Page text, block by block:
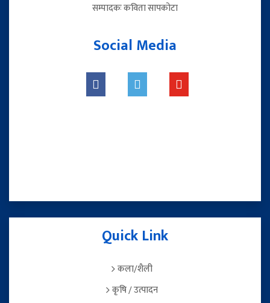
सम्पादकः कविता सापकोटा
Social Media
Quick Link
कला/शैली
कृषि / उत्पादन